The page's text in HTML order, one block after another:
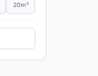
20m³